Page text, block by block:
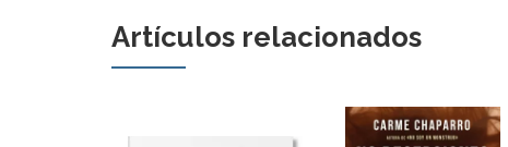
Artículos relacionados